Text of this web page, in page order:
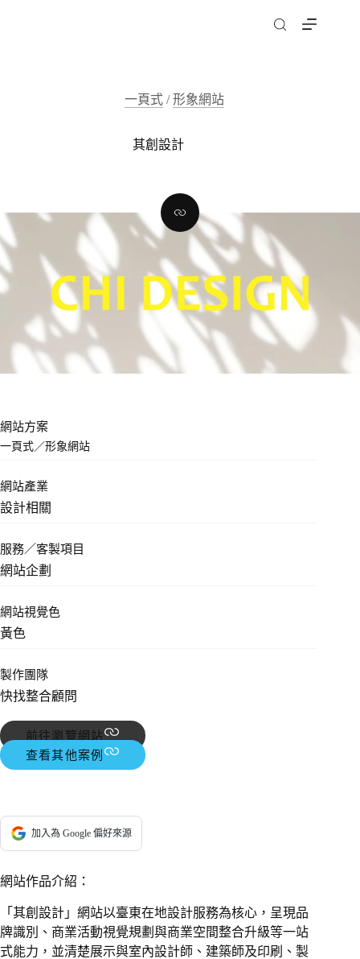
一頁式 /形象網站
其創設計
加入為 Google 偏好來源
網站作品介紹：
「其創設計」網站以臺東在地設計服務為核心，呈現品
牌識別、商業活動視覺規劃與商業空間整合升級等一站
式能力，並清楚展示與室內設計師、建築師及印刷、製
網站方案
一頁式／形象網站
網站產業
設計相關
服務／客製項目
網站企劃
網站視覺色
黃色
製作團隊
快找整合顧問
前往瀏覽網站
查看其他案例